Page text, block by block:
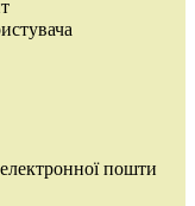
пошти